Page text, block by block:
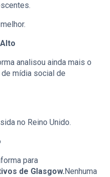
analisou ainda mais o
mídia social de
no Reino Unido.
para
de Glasgow.Nenhuma